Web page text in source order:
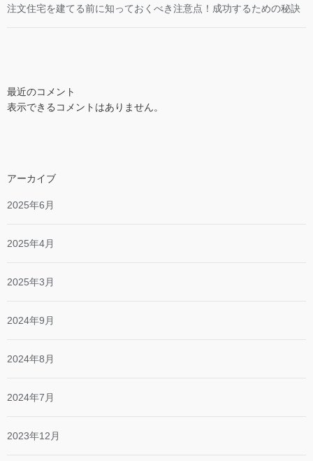
注文住宅を建てる前に知っておくべき注意点！成功するための秘訣
最近のコメント
表示できるコメントはありません。
アーカイブ
2025年6月
2025年4月
2025年3月
2024年9月
2024年8月
2024年7月
2023年12月